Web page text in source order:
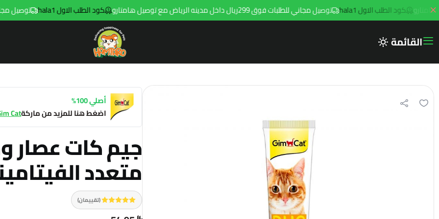
كود الطلب الاول hala1 توصيل مجاني للطلبات فوق 299ريال داخل مدينه الرياض مع توصيل هامتارو كود الطلب الاول hala1 توصيل مجاني للطلبات فوق
القائمة Hamtaro
أصلي 100%
اضغط هنا للمزيد من ماركةCat
جيم كات عصار
متعدد الفيتامينات
(تقييمان)